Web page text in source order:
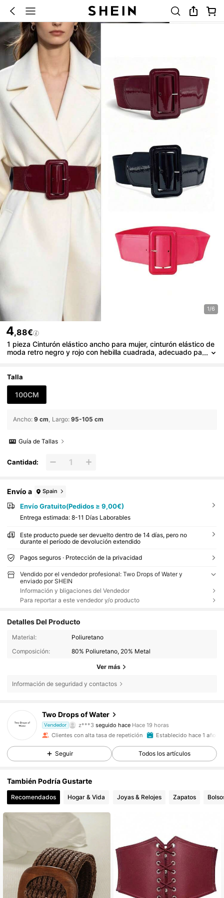
1/6
4,88€
1 pieza Cinturón elástico ancho para mujer, cinturón elástico de
moda retro negro y rojo con hebilla cuadrada, adecuado pa
avidad, Acción de Gracias, aniversarios
Talla
100CM
Ancho: 9 cm Largo: 95-105 cm
Guía de Tallas
Cantidad:
Envío a Spain
Envío Gratuito(Pedidos ≥ 9,00€)
Entrega estimada: 8-11 Días Laborables
Este producto puede ser devuelto dentro de 14 días, pero no
durante el período de devolución extendido
Pagos seguros · Protección de la privacidad
Vendido por el vendedor profesional: Two Drops of Water y
enviado por SHEIN
Información y bligaciones del Vendedor
Para reportar a este vendedor y/o producto
Detalles Del Producto
Material:
Poliuretano
Composición:
80% Poliuretano, 20% Metal
Ver más
Información de seguridad y contactos
Two Drops of Water
Vendedor z***3 seguido hace Hace 19 horas
está navegando
4,88
4.4K Seguidores
4,88 4.4K Seguidores
Clientes con alta tasa de repetición Establecido hace 1 año
Seguir Todos los artículos
También Podría Gustarte
Recomendados Hogar & Vida Joyas & Relojes Zapatos